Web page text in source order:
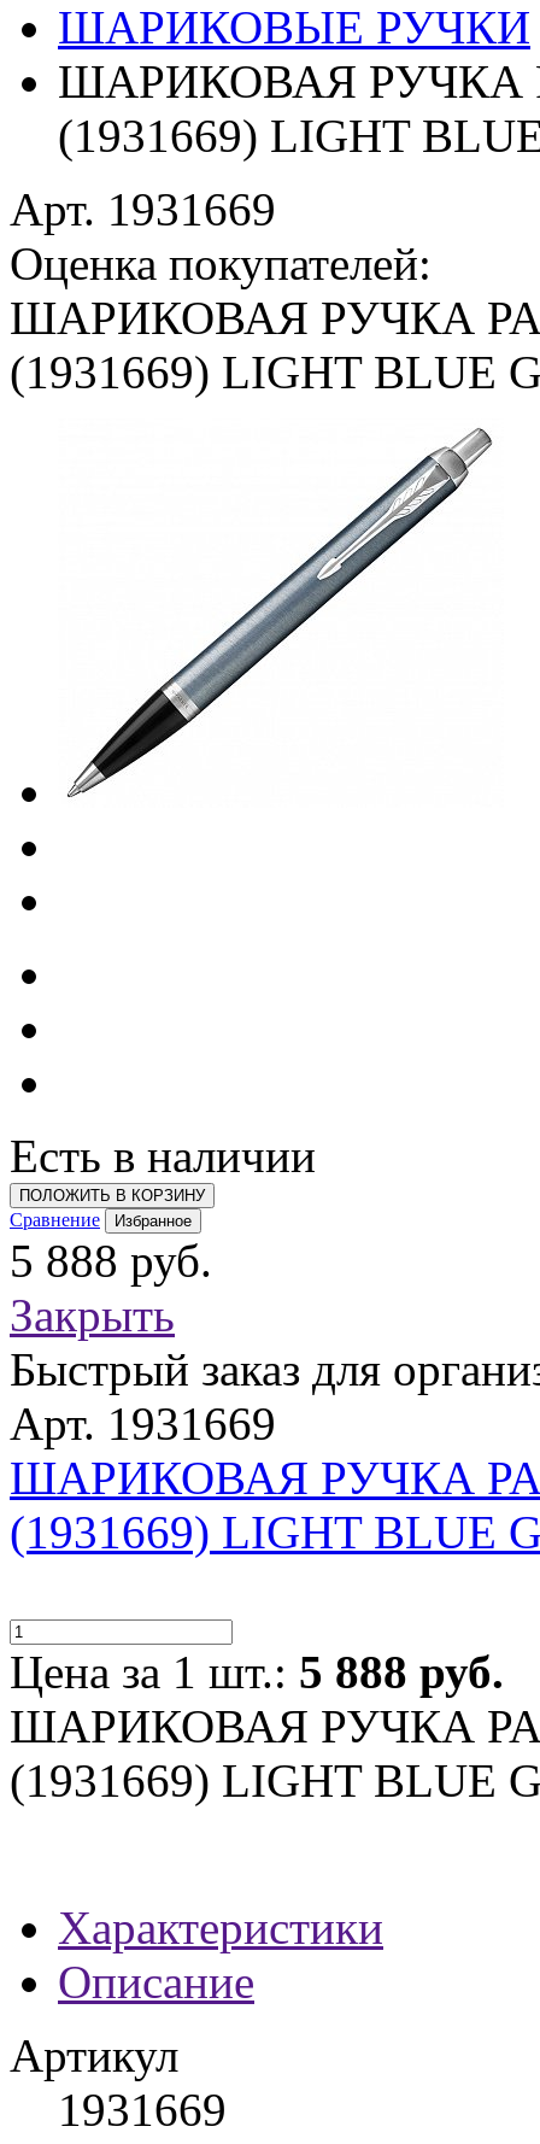
ШАРИКОВЫЕ РУЧКИ
ШАРИКОВАЯ РУЧКА
(1931669) LIGHT
Арт. 1931669
Оценка покупателей:
ШАРИКОВАЯ РУЧКА
(1931669) LIGHT BLUE
Есть в наличии
ПОЛОЖИТЬ В КОРЗИНУ
Сравнение Избранное
5 888 руб.
Закрыть
Быстрый заказ для
Арт. 1931669
ШАРИКОВАЯ РУЧКА
(1931669) LIGHT BLUE
Цена за 1 шт.: 5 888 руб.
ШАРИКОВАЯ РУЧКА
(1931669) LIGHT BLUE
Характеристики
Описание
Артикул
1931669